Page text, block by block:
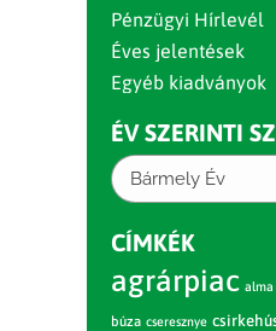
Pénzügyi Hírlevél
Éves jelentések
Egyéb kiadványok
ÉV SZERINTI
Bármely Év
CÍMKÉK
agrárpiac alma
búza cseresznye